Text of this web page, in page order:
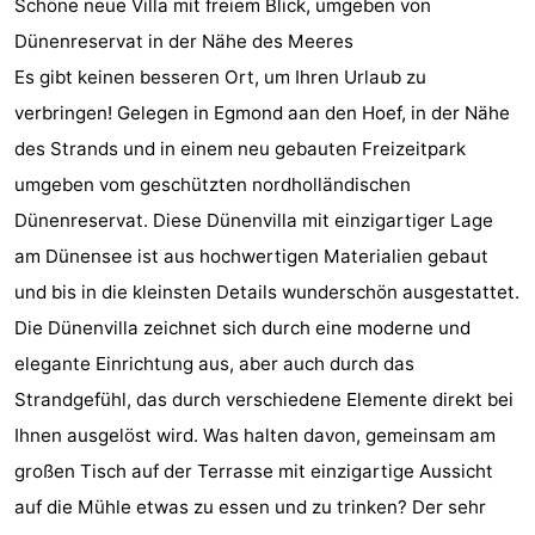
van
Egmont
Huize
Glory
Zeeparel
Campingplätze
Ferienhäuser
-
Buiten
Bergen
-
Woudhoeve
Duinpark
Egmond
-
Kustpark
Egmond
aan
Zee
Hotels
Zimmer
(mit
Frühstück)
Lastminutes
Strand
Schöne neue Villa mit freiem Blick, umgeben von
Dünenreservat in der Nähe des Meeres
Es gibt keinen besseren Ort, um Ihren Urlaub zu
verbringen! Gelegen in Egmond aan den Hoef, in der Nähe
des Strands und in einem neu gebauten Freizeitpark
umgeben vom geschützten nordholländischen
Dünenreservat. Diese Dünenvilla mit einzigartiger Lage
am Dünensee ist aus hochwertigen Materialien gebaut
und bis in die kleinsten Details wunderschön ausgestattet.
Die Dünenvilla zeichnet sich durch eine moderne und
elegante Einrichtung aus, aber auch durch das
Strandgefühl, das durch verschiedene Elemente direkt bei
Ihnen ausgelöst wird. Was halten davon, gemeinsam am
großen Tisch auf der Terrasse mit einzigartige Aussicht
auf die Mühle etwas zu essen und zu trinken? Der sehr